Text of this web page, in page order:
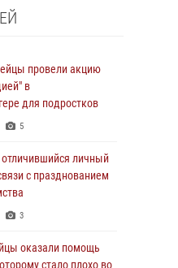
провели акцию
в
для подростков
5
личный
с празднованием
3
оказали помощь
стало плохо во